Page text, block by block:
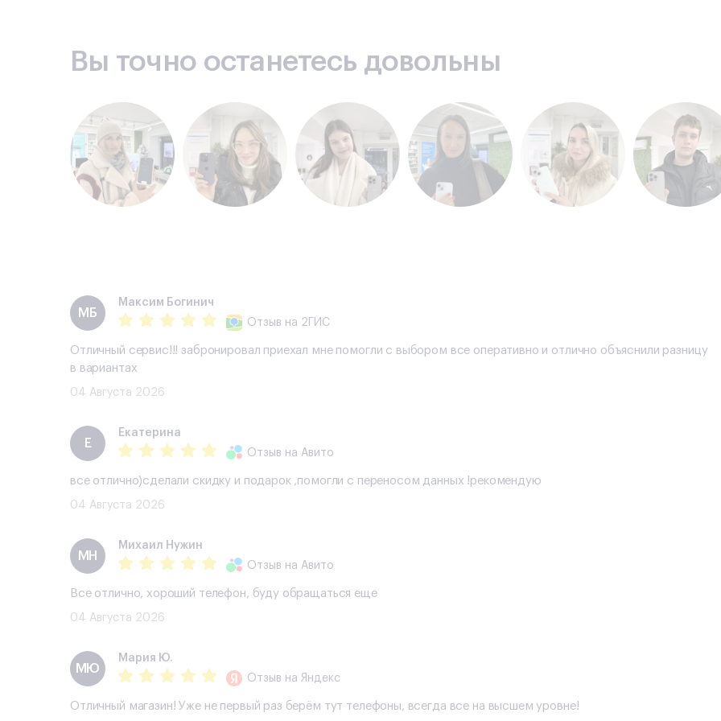
Вы точно останетесь довольны
МБ
Максим Богинич
Отзыв на 2ГИС
Отличный сервис!!! забронировал приехал мне помогли с выбором все оперативно и отлично объяснили разницу
в вариантах
04 Августа 2026
Е
Екатерина
Отзыв на Авито
все отлично)сделали скидку и подарок ,помогли с переносом данных !рекомендую
04 Августа 2026
МН
Михаил Нужин
Отзыв на Авито
Все отлично, хороший телефон, буду обращаться еще
04 Августа 2026
МЮ
Мария Ю.
Отзыв на Яндекс
Отличный магазин! Уже не первый раз берём тут телефоны, всегда все на высшем уровне!